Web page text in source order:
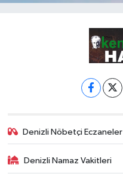
Denizli Nöbetçi Eczaneler
Denizli Namaz Vakitleri